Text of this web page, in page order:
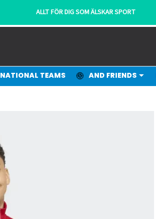
ALLT FÖR DIG SOM ÄLSKAR SPORT
NATIONAL TEAMS AND FRIENDS